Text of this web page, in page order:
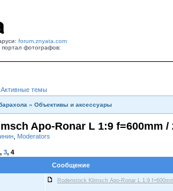
forum.znyata.com
фотографов:
Активные темы
» Объективы и аксессуары
Apo-Ronar L 1:9 f=600mm /
Moderators
, 3, 4
Сообщение
Rodenstock Klimsch Apo-Ronar L 1:9